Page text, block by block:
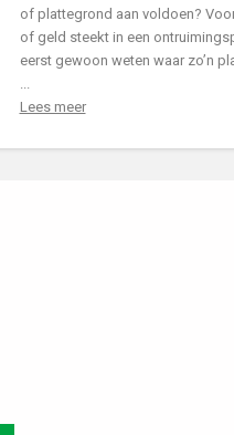
of plattegrond aan voldoen?
of geld steekt in een
eerst gewoon weten waar zo’n
Lees meer